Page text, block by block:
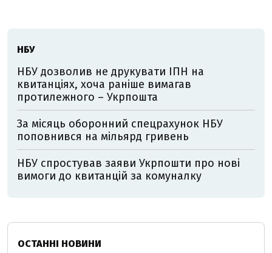
НБУ
НБУ дозволив не друкувати ІПН на
квитанціях, хоча раніше вимагав
протилежного – Укрпошта
За місяць оборонний спецрахунок НБУ
поповнився на мільярд гривень
НБУ спростував заяви Укрпошти про нові
вимоги до квитанцій за комуналку
ОСТАННІ НОВИНИ